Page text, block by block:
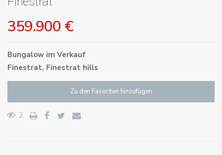
359.900 €
Bungalow im Verkauf
Finestrat, Finestrat hills
Zu den Favoriten hinzufügen
2